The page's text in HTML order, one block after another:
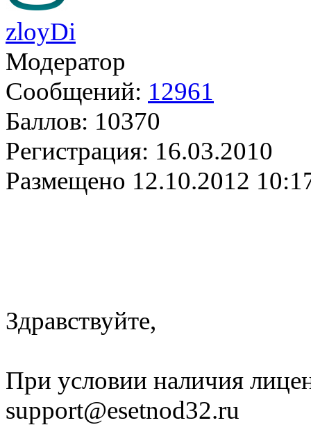
zloyDi
Модератор
Сообщений: 12961
Баллов: 10370
Регистрация: 16.03.2010
Размещено 12.10.2012
Здравствуйте,
При условии наличия
support@esetnod32.ru